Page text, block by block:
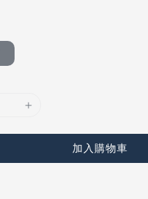
加入購物車